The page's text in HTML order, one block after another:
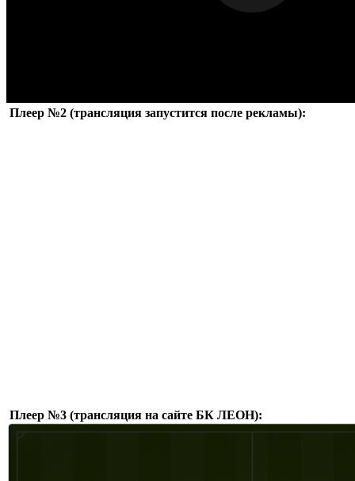
Плеер №2 (трансляция запустится после рекламы):
Плеер №3 (трансляция на сайте БК ЛЕОН):